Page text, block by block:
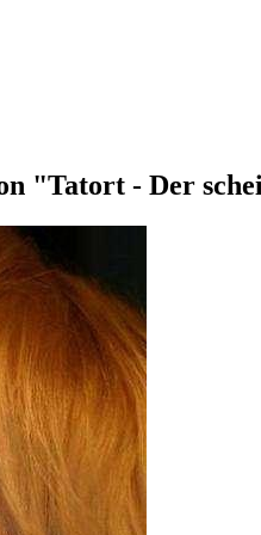
"Tatort - Der